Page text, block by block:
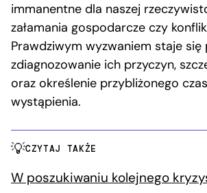
immanentne dla naszej
załamania gospodarcze czy
Prawdziwym wyzwaniem staje
zdiagnozowanie ich przyczyn,
oraz określenie przybliżonego
wystąpienia.
CZYTAJ TAKŻE
W poszukiwaniu kolejnego